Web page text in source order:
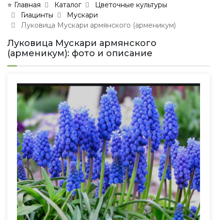
⭐ Главная Каталог
Цветочные культуры
Гиацинты
Мускари
Луковица Мускари армянского (арменикум)
Луковица Мускари армянского
(арменикум): фото и описание